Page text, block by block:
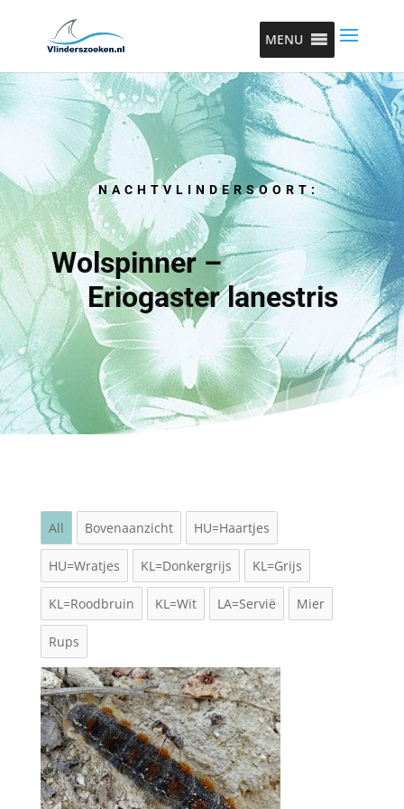
MENU
NACHTVLINDERSOORT:
Wolspinner –
Eriogaster lanestris
All Bovenaanzicht HU=Haartjes
HU=Wratjes KL=Donkergrijs KL=Grijs
KL=Roodbruin KL=Wit LA=Servië Mier
Rups